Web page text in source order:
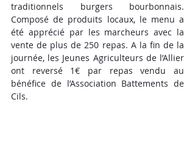
traditionnels burgers bourbonnais.
Composé de produits locaux, le menu a
été apprécié par les marcheurs avec la
vente de plus de 250 repas. A la fin de la
journée, les Jeunes Agriculteurs de l’Allier
ont reversé 1€ par repas vendu au
bénéfice de l’Association Battements de
Cils.